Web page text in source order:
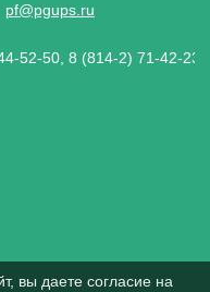
pf@pgups.ru
52-50, 8 (814-2) 71-42-23
вы даете согласие на